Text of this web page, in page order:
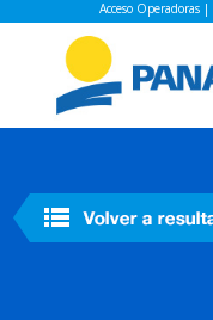
Acceso Operadoras|